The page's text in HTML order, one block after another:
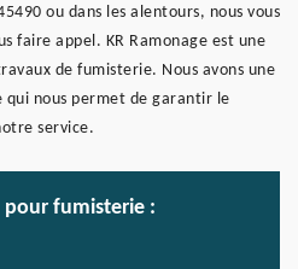
ou dans les alentours, nous vous
faire appel. KR Ramonage est une
de fumisterie. Nous avons une
qui nous permet de garantir le
service.
pour fumisterie :